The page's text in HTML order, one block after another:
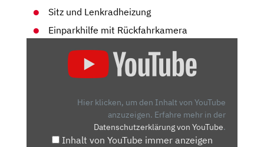
Sitz und Lenkradheizung
Einparkhilfe mit Rückfahrkamera
Hier klicken, um den Inhalt von YouTube
anzuzeigen. Erfahre mehr in der
Datenschutzerklärung von YouTube.
Inhalt von YouTube immer anzeigen